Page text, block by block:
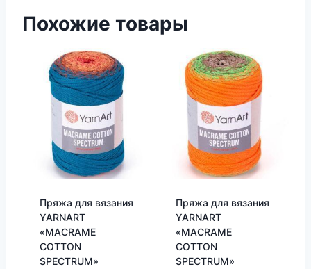
Похожие товары
Пряжа для вязания
YARNART
«MACRAME
COTTON
SPECTRUM»
Пряжа для вязания
YARNART
«MACRAME
COTTON
SPECTRUM»